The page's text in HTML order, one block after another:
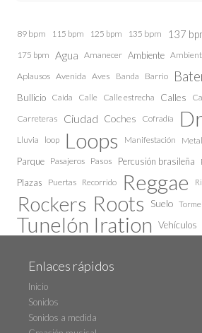
89 bpm 115 bpm 125 bpm 135 bpm 137
175 bpm Agua Amanecer Ambiente
Aplausos Avenida Aves Banda Barrio
Bullicio Caida Calle Calle estrecha Calles
Carreteras Ciudad Coches Cofradía
Lluvia loop Loops Manifestación Metal
Parque Pasajeros Pasos Percusión brasileña
Plazas Puertas Recorrido Reggae
Rockers Roots Suelo
Tunelón Iration Vehículos
Enlaces rápidos
Inicio
Sonidos
Sonidos a medida